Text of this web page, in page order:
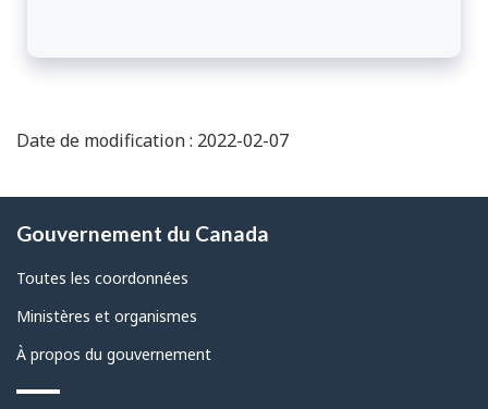
gestion des risques.
Date de modification : 2022-02-07
propos
de
ce
Gouvernement du Canada
Toutes les coordonnées
Ministères et organismes
À propos du gouvernement